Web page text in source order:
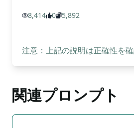
8,414 0 5,892
注意：上記の説明は正確性を
関連プロンプト